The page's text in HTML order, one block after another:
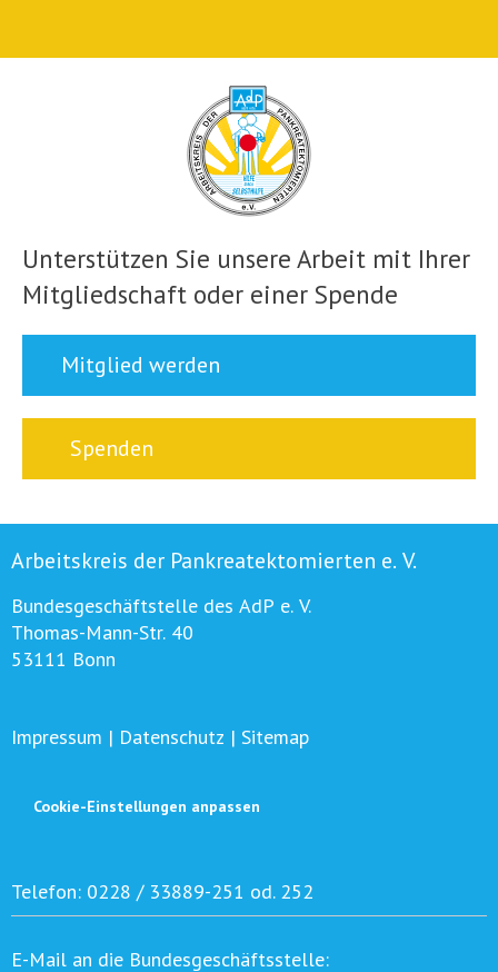
Unterstützen Sie unsere Arbeit mit Ihrer
Mitgliedschaft oder einer Spende
Mitglied werden
Spenden
Arbeitskreis der Pankreatektomierten e. V.
Bundesgeschäftstelle des AdP e. V.
Thomas-Mann-Str. 40
53111 Bonn
Impressum | Datenschutz | Sitemap
Cookie-Einstellungen anpassen
Telefon: 0228 / 33889-251 od. 252
E-Mail an die Bundesgeschäftsstelle: